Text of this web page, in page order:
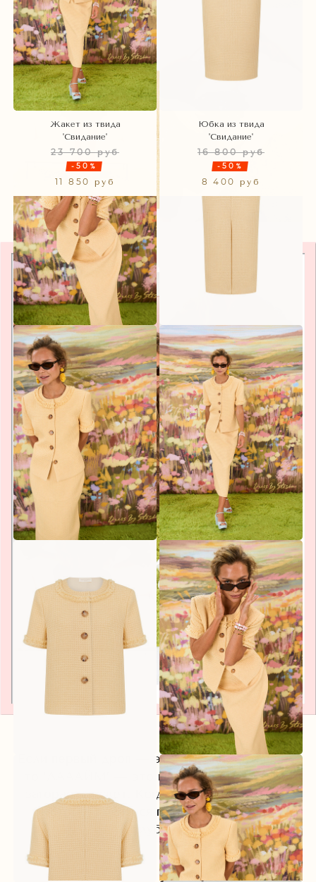
Жакет из твида
'Свидание'
23 700 руб
-50%
11 850 руб
Юбка из твида
'Свидание'
16 800 руб
-50%
8 400 руб
Если первый дроп — это дыхание и тишина,
то ‘ЛАААЙМ’ — это момент, когда внутри
загорается свет. Когда хочется двигаться
быстрее, смеяться громче, чувствовать
глубже